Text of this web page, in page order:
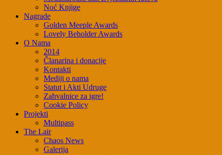
Noć Knjige
Nagrade
Golden Meeple Awards
Lovely Beholder Awards
O Nama
2014
Članarina i donacije
Kontakti
Mediji o nama
Statut i Akti Udruge
Zahvalnice za igre!
Cookie Policy
Projekti
Multipass
The Lair
Chaos News
Galerija